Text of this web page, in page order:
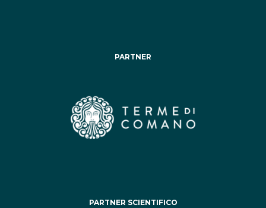
PARTNER
PARTNER SCIENTIFICO